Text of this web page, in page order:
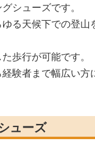
シューズです。
る天候下での登山
歩行が可能です。
験者まで幅広い方
ューズ